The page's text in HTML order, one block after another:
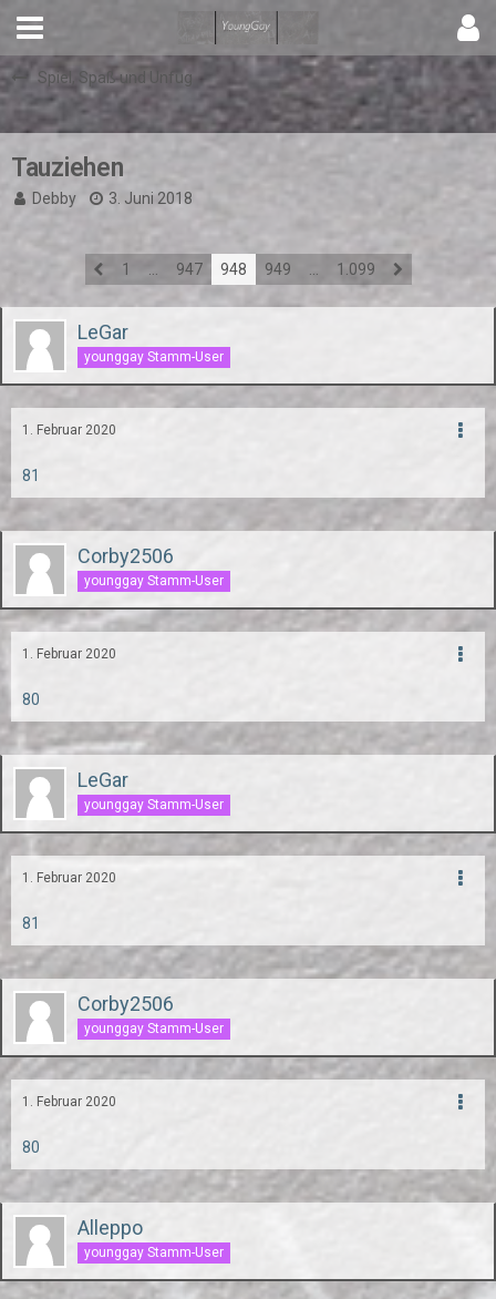
Spiel, Spaß und Unfug
Tauziehen
Debby 3. Juni 2018
1 947 948 949 1.099
LeGar
younggay Stamm-User
1. Februar 2020
81
Corby2506
younggay Stamm-User
1. Februar 2020
80
LeGar
younggay Stamm-User
1. Februar 2020
81
Corby2506
younggay Stamm-User
1. Februar 2020
80
Alleppo
younggay Stamm-User